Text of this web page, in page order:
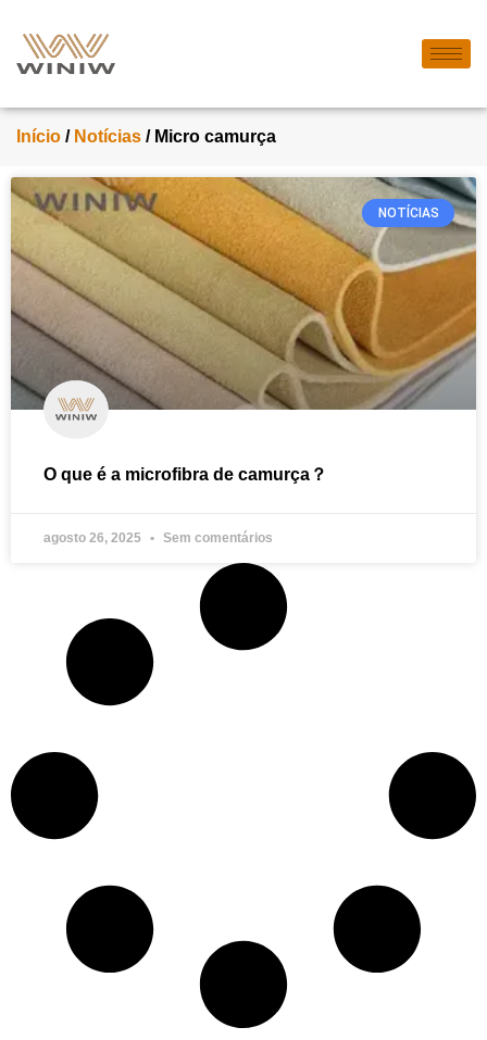
Início / Notícias / Micro camurça
NOTÍCIAS
O que é a microfibra de camurça？
agosto 26, 2025 Sem comentários